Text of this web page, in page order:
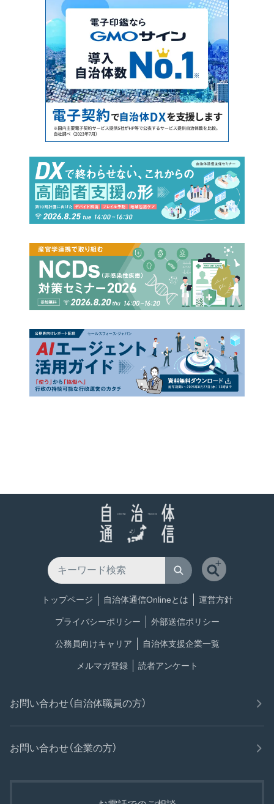
トップページ 自治体通信Onlineとは 運営方針
プライバシーポリシー 外部送信ポリシー
公務員向けキャリア 自治体支援企業一覧
メルマガ登録 読者アンケート
お問い合わせ（自治体職員の方）
お問い合わせ（企業の方）